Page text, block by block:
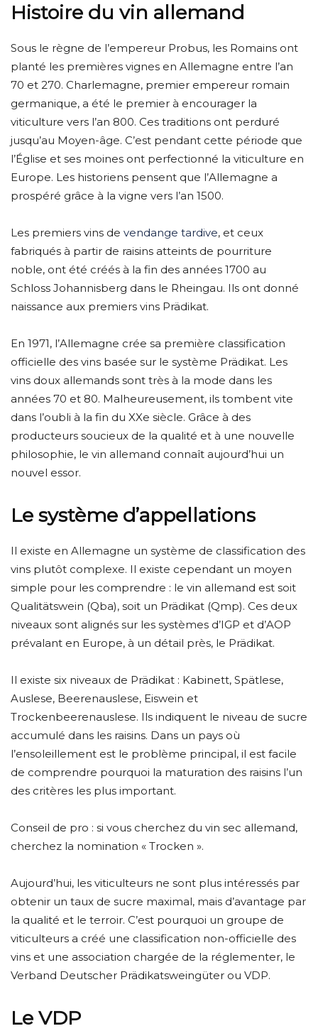
Histoire du vin allemand
Sous le règne de l’empereur Probus, les Romains ont
planté les premières vignes en Allemagne entre l’an
70 et 270. Charlemagne, premier empereur romain
germanique, a été le premier à encourager la
viticulture vers l’an 800. Ces traditions ont perduré
jusqu’au Moyen-âge. C’est pendant cette période que
l’Église et ses moines ont perfectionné la viticulture en
Europe. Les historiens pensent que l’Allemagne a
prospéré grâce à la vigne vers l’an 1500.
Les premiers vins de vendange tardive, et ceux
fabriqués à partir de raisins atteints de pourriture
noble, ont été créés à la fin des années 1700 au
Schloss Johannisberg dans le Rheingau. Ils ont donné
naissance aux premiers vins Prädikat.
En 1971, l’Allemagne crée sa première classification
officielle des vins basée sur le système Prädikat. Les
vins doux allemands sont très à la mode dans les
années 70 et 80. Malheureusement, ils tombent vite
dans l’oubli à la fin du XXe siècle. Grâce à des
producteurs soucieux de la qualité et à une nouvelle
philosophie, le vin allemand connaît aujourd’hui un
nouvel essor.
Le système d’appellations
Il existe en Allemagne un système de classification des
vins plutôt complexe. Il existe cependant un moyen
simple pour les comprendre : le vin allemand est soit
Qualitätswein (Qba), soit un Prädikat (Qmp). Ces deux
niveaux sont alignés sur les systèmes d’IGP et d’AOP
prévalant en Europe, à un détail près, le Prädikat.
Il existe six niveaux de Prädikat : Kabinett, Spätlese,
Auslese, Beerenauslese, Eiswein et
Trockenbeerenauslese. Ils indiquent le niveau de sucre
accumulé dans les raisins. Dans un pays où
l’ensoleillement est le problème principal, il est facile
de comprendre pourquoi la maturation des raisins l’un
des critères les plus important.
Conseil de pro : si vous cherchez du vin sec allemand,
cherchez la nomination « Trocken ».
Aujourd’hui, les viticulteurs ne sont plus intéressés par
obtenir un taux de sucre maximal, mais d’avantage par
la qualité et le terroir. C’est pourquoi un groupe de
viticulteurs a créé une classification non-officielle des
vins et une association chargée de la réglementer, le
Verband Deutscher Prädikatsweingüter ou VDP.
Le VDP